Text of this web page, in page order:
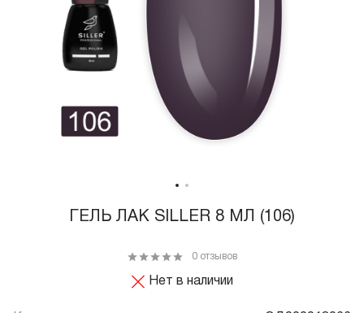
ГЕЛЬ ЛАК SILLER 8 МЛ (106)
Нет в наличии
0 отзывов